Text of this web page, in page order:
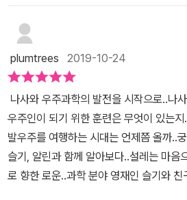
과학 기술은 지금의 러시아 쪽이 미국과
에 있었다고 합니다.무엇보다 우주로 우주
사 등은 미국보다 훨씬 빨랐다고 하니 우
린 문제였기도 했지요.그래서 달로 우주선
애를 썼다고 합니다. 다른 것은 졌지만 달
서겠다고 다짐했었겠죠.그 뒤에는 NASA
A의 총칭은 아래와 같습니다.NASA :
Space Administration나사는 앞의 글자
달의 운동과 교과연계가 되고 있어요.로
린이 연구원으로 선정되어 미국 워싱턴의
얻게 되면서 우주과학에 대해서 지식을
주과학과학에 관심있는 친구부터 우주에
어보면 좋은책, 쌍둥이로 유명한 서언이가
백과가 중국 징동 2019 상반기 어린이분
할 정도라고 하니아이들이 좋아하는 책은
같아요.
plumtrees 2019-10-24
나사와 우주과학의 발전을 시작으로..나
우주인이 되기 위한 훈련은 무엇이 있는
발우주를 여행하는 시대는 언제쯤 올까..
슬기, 알린과 함께 알아보다..​설레는 마음
로 향한 로운..과학 분야 영재인 슬기와 친